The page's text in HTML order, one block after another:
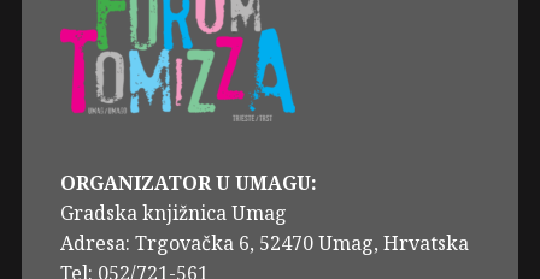
ORGANIZATOR U UMAGU:
Gradska knjižnica Umag
Adresa: Trgovačka 6, 52470 Umag, Hrvatska
Tel: 052/721-561